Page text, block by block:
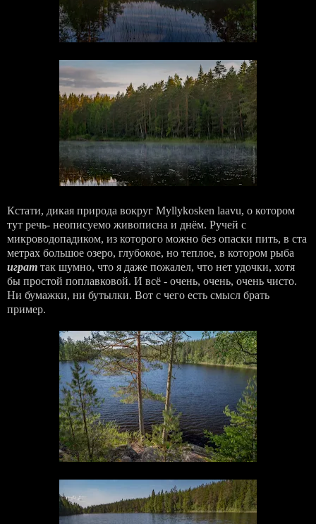
Кстати, дикая природа вокруг Myllykosken laavu, о котором
тут речь- неописуемо живописна и днём. Ручей с
микроводопадиком, из которого можно без опаски пить, в ста
метрах большое озеро, глубокое, но теплое, в котором рыба
играт так шумно, что я даже пожалел, что нет удочки, хотя
бы простой поплавковой. И всё - очень, очень, очень чисто.
Ни бумажки, ни бутылки. Вот с чего есть смысл брать
пример.